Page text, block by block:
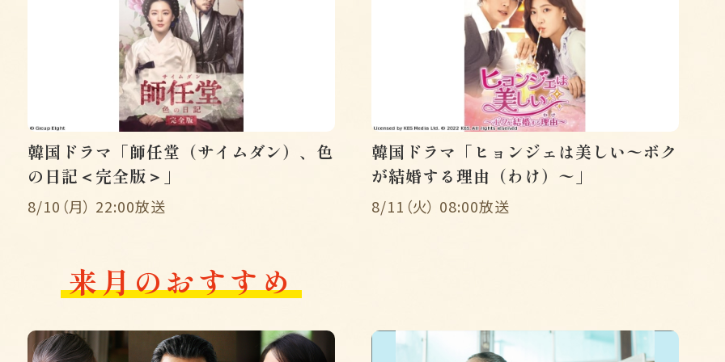
韓国ドラマ「師任堂（サイムダン）、色
の日記＜完全版＞」
8/10（月） 22:00放送
韓国ドラマ「ヒョンジェは美しい〜ボク
が結婚する理由（わけ）〜」
8/11（火） 08:00放送
来月のおすすめ